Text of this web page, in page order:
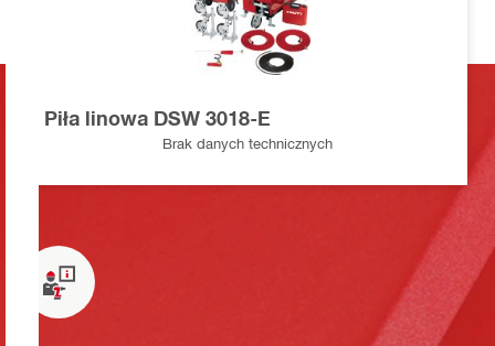
Piła linowa DSW 3018-E
Brak danych technicznych